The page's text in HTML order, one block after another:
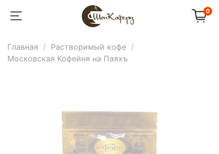
0
Главная
Растворимый кофе
Московская Кофейня на Паяхъ